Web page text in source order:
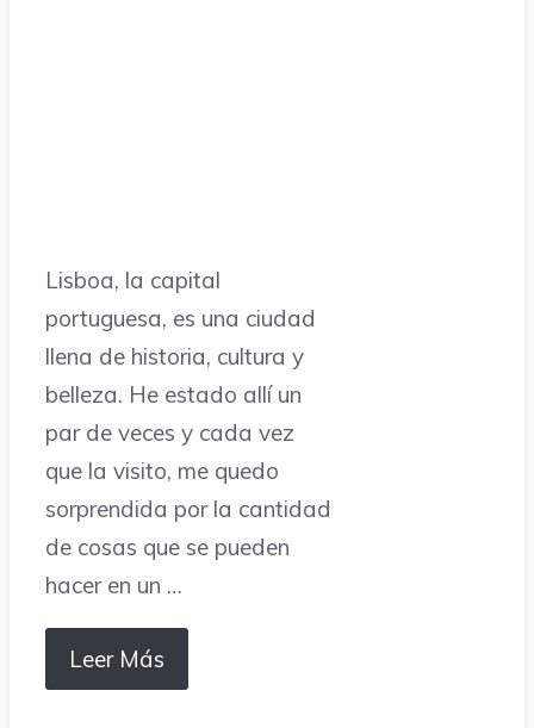
Lisboa, la capital
portuguesa, es una ciudad
llena de historia, cultura y
belleza. He estado allí un
par de veces y cada vez
que la visito, me quedo
sorprendida por la cantidad
de cosas que se pueden
hacer en un …
Leer Más